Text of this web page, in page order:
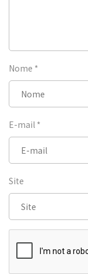
Nome *
E-mail *
Site